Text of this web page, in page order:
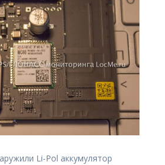
Li-Pol аккумулятор